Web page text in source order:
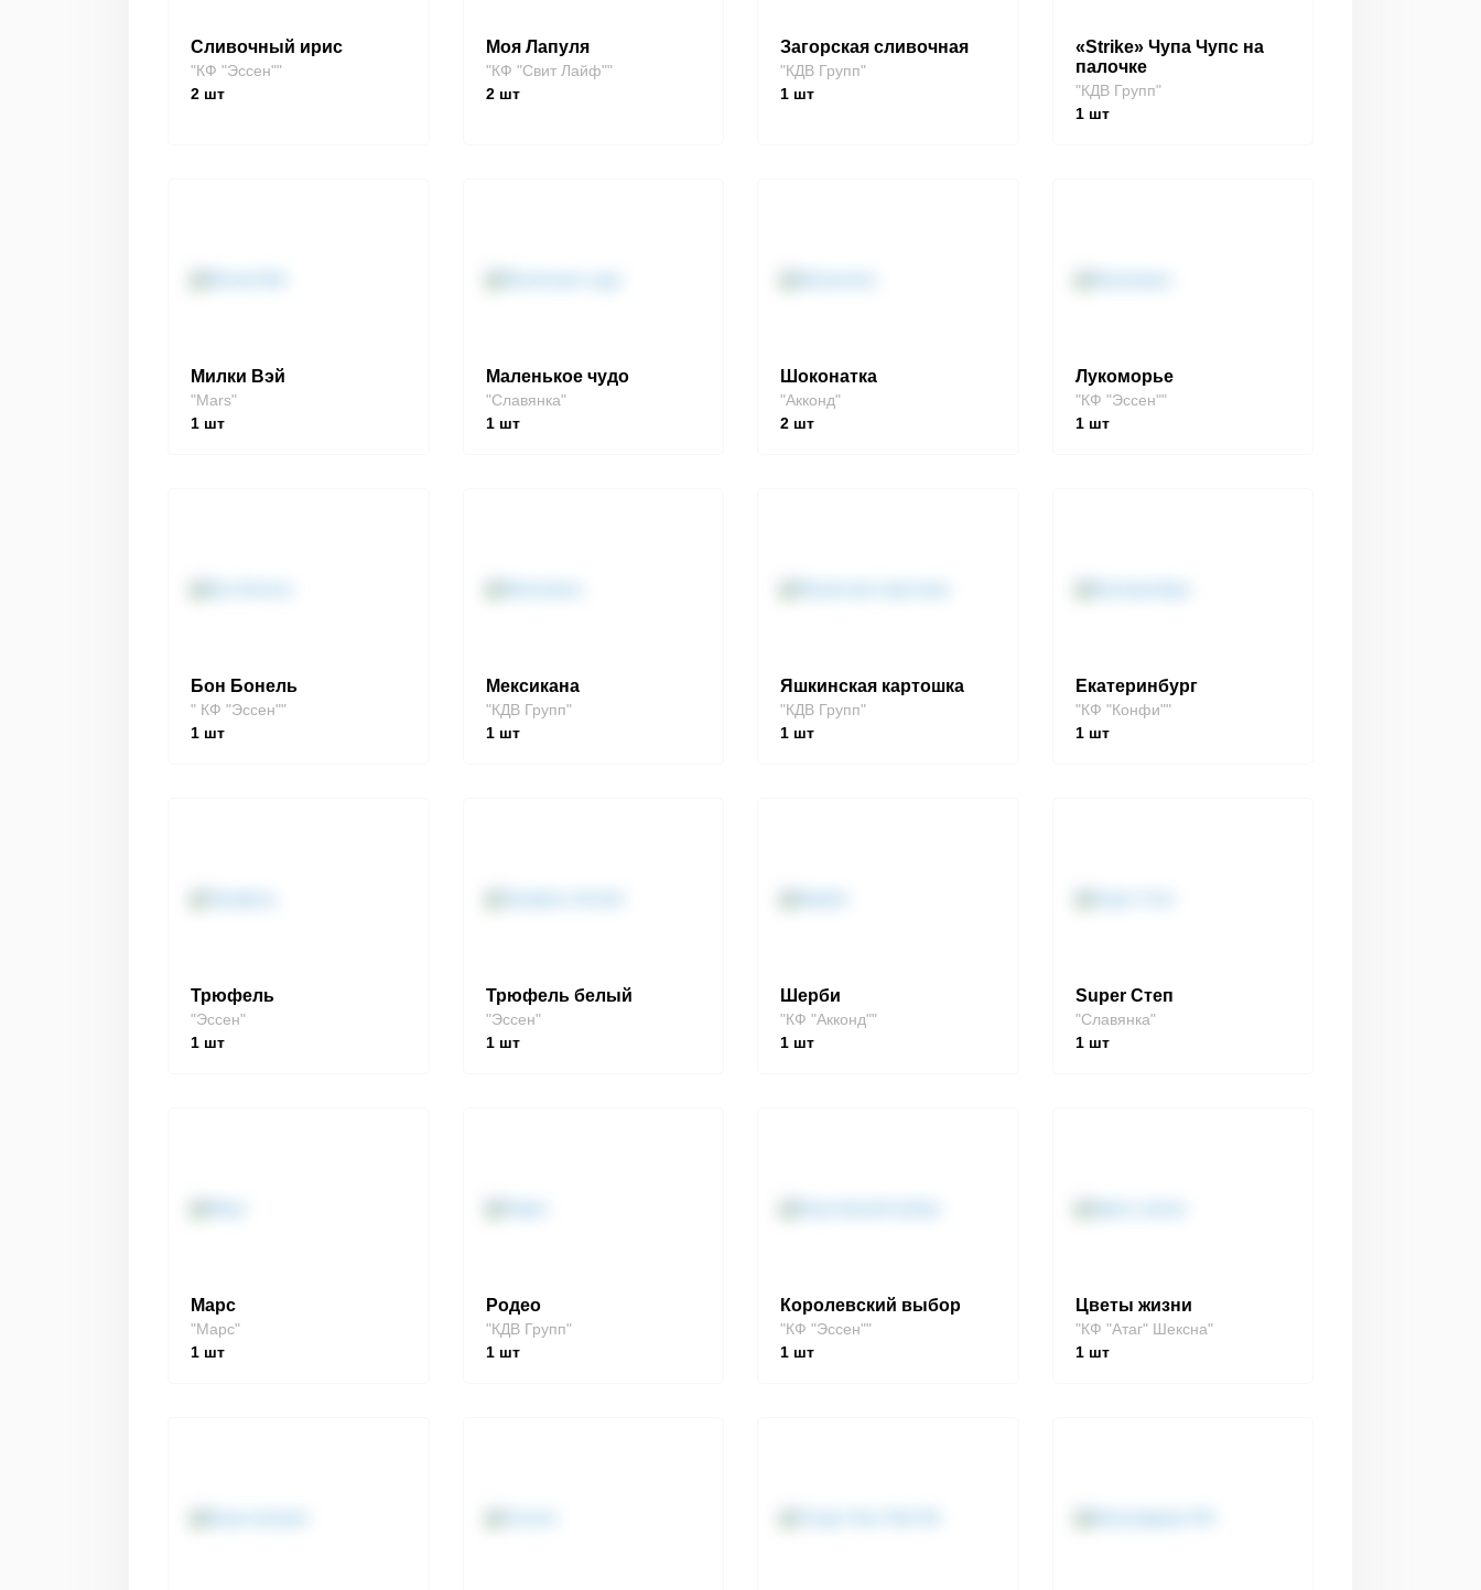
Сливочный ирис
"КФ "Эссен""
2 шт
Моя Лапуля
"КФ "Свит Лайф""
2шт
Загорская сливочная
"КДВ Групп"
1 шт
«Strike» Чупа Чупс на
палочке
"КДВ Групп"
1шт
Милки Вэй
"Mars"
1 шт
Маленькое чудо
"Славянка"
1шт
Шоконатка
"Акконд"
2 шт
Лукоморье
"КФ "Эссен""
1шт
Бон Бонель
" КФ "Эссен""
1 шт
Мексикана
"КДВ Групп"
1шт
Яшкинская картошка
"КДВ Групп"
1 шт
Екатеринбург
"КФ "Конфи""
1шт
Трюфель
"Эссен"
1 шт
Трюфель белый
"Эссен"
1шт
Шерби
"КФ "Акконд""
1 шт
Super Степ
"Славянка"
1шт
Марс
"Марс"
1 шт
Родео
"КДВ Групп"
1шт
Королевский выбор
"КФ "Эссен""
1 шт
Цветы жизни
"КФ "Атаг" Шексна"
1шт